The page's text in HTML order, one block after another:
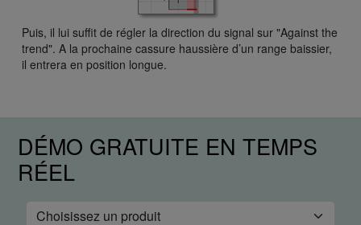
Puis, il lui suffit de régler la direction du signal sur "Against the
trend". A la prochaine cassure haussière d’un range baissier,
il entrera en position longue.
DÉMO GRATUITE EN TEMPS
RÉEL